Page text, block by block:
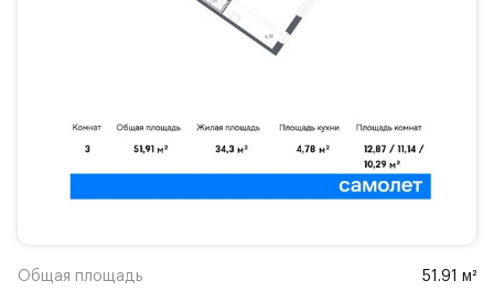
Общая площадь 51.91 м²